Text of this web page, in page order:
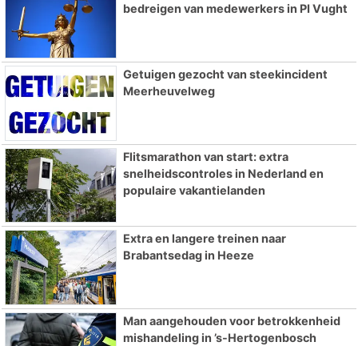
bedreigen van medewerkers in PI Vught
Getuigen gezocht van steekincident
Meerheuvelweg
Flitsmarathon van start: extra
snelheidscontroles in Nederland en
populaire vakantielanden
Extra en langere treinen naar
Brabantsedag in Heeze
Man aangehouden voor betrokkenheid
mishandeling in ’s-Hertogenbosch